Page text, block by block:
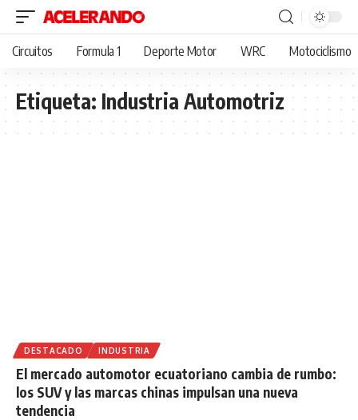
Circuitos Formula 1 Deporte Motor WRC Motociclismo
Etiqueta:Industria Automotriz
DESTACADO INDUSTRIA
El mercado automotor ecuatoriano cambia de rumbo:
los SUV y las marcas chinas impulsan una nueva
tendencia